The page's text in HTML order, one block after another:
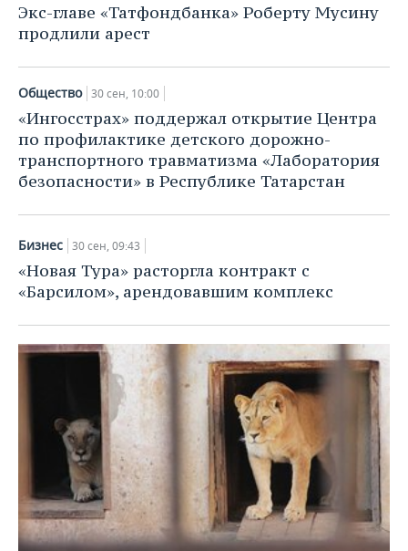
Экс-главе «Татфондбанка» Роберту Мусину
продлили арест
Общество 30 сен, 10:00
«Ингосстрах» поддержал открытие Центра
по профилактике детского дорожно-
транспортного травматизма «Лаборатория
безопасности» в Республике Татарстан
Бизнес 30 сен, 09:43
«Новая Тура» расторгла контракт с
«Барсилом», арендовавшим комплекс